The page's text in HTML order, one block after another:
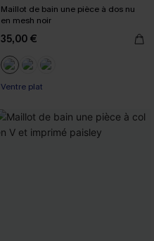
Maillot de bain une pièce à dos nu
en mesh noir
35,00 €
Ventre plat